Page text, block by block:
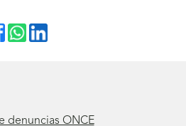
denuncias ONCE